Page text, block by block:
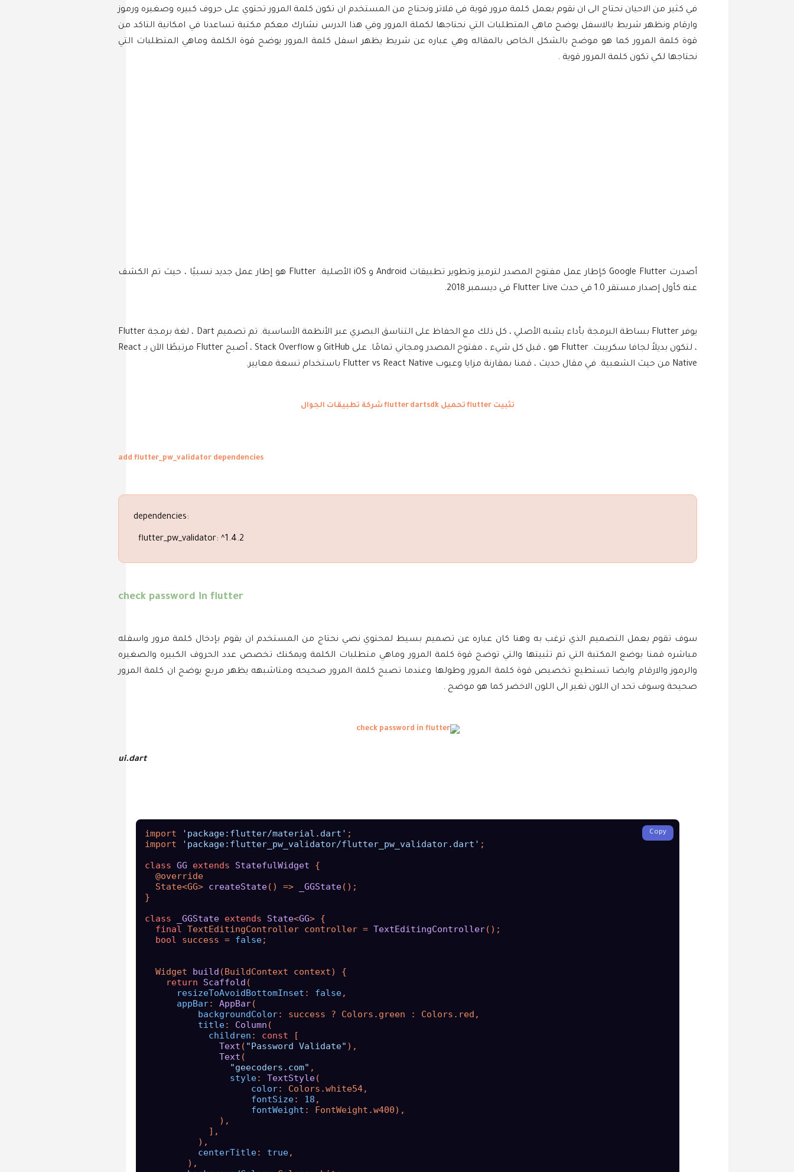
في كثير من الاحيان نحتاج الى ان نقوم بعمل كلمة مرور قوية في فلاتر ونحتاج من المستخدم ان تكون كلمة المرور تحتوي على حروف كبيره وصغيره ورموز
وارقام ونظهر شريط بالاسفل يوضح ماهي المتطلبات التي نحتاجها لكملة المرور وفي هذا الدرس نشارك معكم مكتبة تساعدنا في امكانية التاكد من
قوة كلمة المرور كما هو موضح بالشكل الخاص بالمقاله وهي عباره عن شريط يظهر اسفل كلمة المرور يوضح قوة الكلمة وماهي المتطلبات التي
نحتاجها لكي تكون كلمة المرور قوية .
أصدرت Google Flutter كإطار عمل مفتوح المصدر لترميز وتطوير تطبيقات Android و iOS الأصلية. Flutter هو إطار عمل جديد نسبيًا ، حيث تم الكشف
عنه كأول إصدار مستقر 1.0 في حدث Flutter Live في ديسمبر 2018.
يوفر Flutter بساطة البرمجة بأداء يشبه الأصلي ، كل ذلك مع الحفاظ على التناسق البصري عبر الأنظمة الأساسية. تم تصميم Dart ، لغة برمجة Flutter
، لتكون بديلاً لجافا سكريبت. Flutter هو ، قبل كل شيء ، مفتوح المصدر ومجاني تمامًا. على GitHub و Stack Overflow ، أصبح Flutter مرتبطًا الآن بـ React
Native من حيث الشعبية. في مقال حديث ، قمنا بمقارنة مزايا وعيوب Flutter vs React Native باستخدام تسعة معايير.
تثبيت flutter تحميل flutter dartsdk شركة تطبيقات الجوال
add flutter_pw_validator dependencies
dependencies:
flutter_pw_validator: ^1.4.2
check password in flutter
سوف تقوم بعمل التصميم الذي ترغب به وهنا كان عباره عن تصميم بسيط لمحتوي نصي نحتاج من المستخدم ان يقوم بإدخال كلمة مرور واسفله
مباشره قمنا بوضع المكتبة التي تم تثبيتها والتي توضح قوة كلمة المرور وماهي متطلبات الكلمة ويمكنك تخصص عدد الحروف الكبيره والصغيره
والرموز والارقام وايضا تستطيع تخصيص قوة كلمة المرور وطولها وعندما تصبح كلمة المرور صحيحه ومتاشبهه يظهر مربع يوضح ان كلمة المرور
صحيحة وسوف تحد ان اللون تغير الى اللون الاخضر كما هو موضح .
ui.dart
Copy
import 'package:flutter/material.dart' ;
import
'package:flutter_pw_validator/flutter_pw_validator.dart' ;
class GG extends StatefulWidget
{
  @override
  State<GG>
createState() => _GGState();
}
class
_GGState extends State<GG> {
final TextEditingController controller = TextEditingController();
bool success = false;
  Widget
build (BuildContext context) {
return
Scaffold (
resizeToAvoidBottomInset : false,
appBar: AppBar(
backgroundColor: success ? Colors.green : Colors.red,
title: Column (
children : const [
Text ( "Password Validate" ),
Text (
"geecoders.com" ,
style: TextStyle(
color: Colors.white54,
fontSize: 18 ,
fontWeight : FontWeight.w400),
              ),
            ],
          ),
centerTitle: true,
        ),